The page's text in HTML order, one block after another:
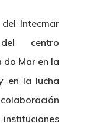
Intecmar
centro
do Mar en la
en la lucha